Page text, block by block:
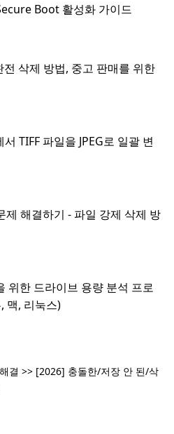
Boot 활성화 가이드
삭제 방법, 중고 판매를 위한
TIFF 파일을 JPEG로 일괄 변
제 해결하기 - 파일 강제 삭제 방
위한 드라이브 용량 분석 프로
맥, 리눅스)
결 >> [2026] 충돌한/저장 안 된/삭